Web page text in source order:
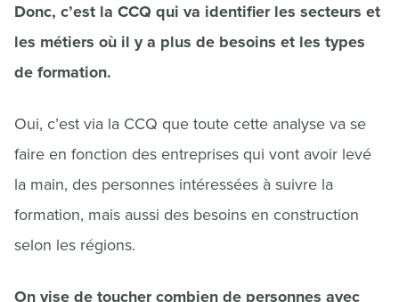
Donc, c’est la CCQ qui va identifier les secteurs et
les métiers où il y a plus de besoins et les types
de formation.
Oui, c’est via la CCQ que toute cette analyse va se
faire en fonction des entreprises qui vont avoir levé
la main, des personnes intéressées à suivre la
formation, mais aussi des besoins en construction
selon les régions.
On vise de toucher combien de personnes avec